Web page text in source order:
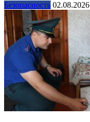
Безопасность 02.08.2026